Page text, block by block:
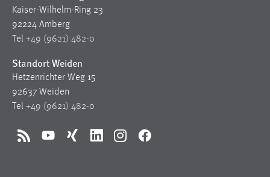
Kaiser-Wilhelm-Ring 23
92224 Amberg
Tel +49 (9621) 482-0
Standort Weiden
Hetzenrichter Weg 15
92637 Weiden
Tel +49 (9621) 482-0
RSS YouTubeXing LinkedInInstagramFacebook
24 Stunden
STATISTIK
Statistik Cookies erfassen Informationen anonym.
Diese Informationen helfen uns zu verstehen, wie
unsere Besucher unsere Website nutzen.
Matomo